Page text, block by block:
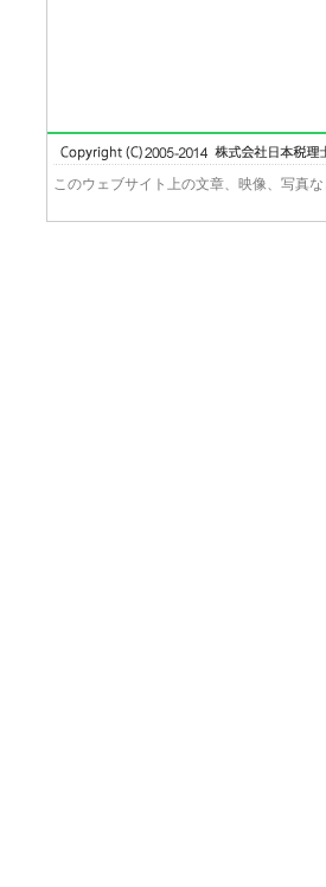
このウェブサイト上の文章、映像、写真